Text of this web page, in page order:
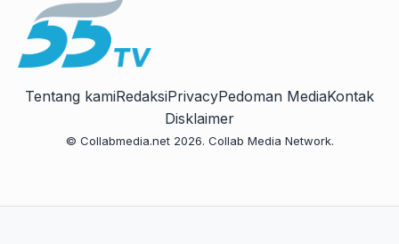
Tentang kamiRedaksiPrivacyPedoman MediaKontak
Disklaimer
© Collabmedia.net 2026. Collab Media Network.